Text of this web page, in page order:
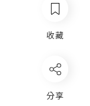
收藏
分享